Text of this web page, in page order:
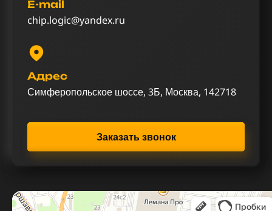
E-mail
chip.logic@yandex.ru
Адрес
Симферопольское шоссе, 3Б, Москва, 142718
Заказать звонок